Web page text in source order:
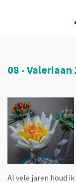
08 -
Al vele jaren houd